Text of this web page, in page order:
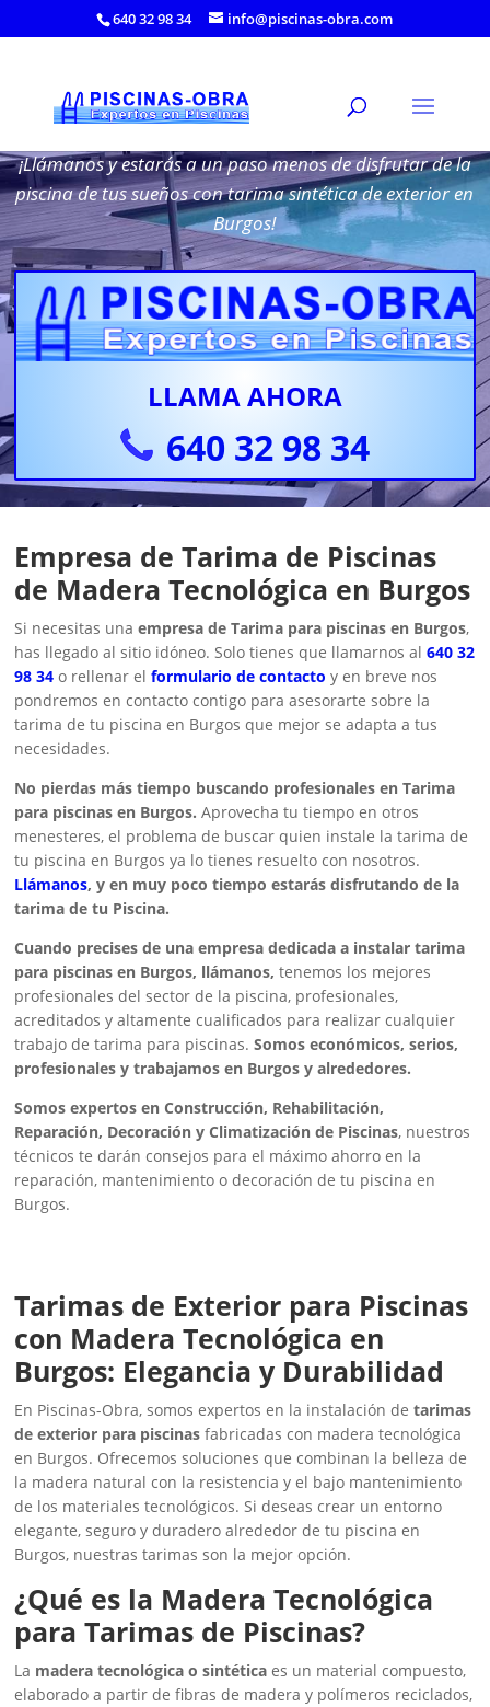
640 32 98 34 info@piscinas-obra.com
Tarima para Piscina en Burgos
¡Llámanos y estarás a un paso menos de disfrutar de la
piscina de tus sueños con tarima sintética de exterior en
Burgos!
LLAMA AHORA
640 32 98 34
Empresa de Tarima de Piscinas
de Madera Tecnológica en Burgos
Si necesitas unaempresa de Tarima para piscinas en Burgos,
has llegado al sitio idóneo. Solo tienes que llamarnos al640 32
98 34 o rellenar elformulario de contacto y en breve nos
pondremos en contacto contigo para asesorarte sobre la
tarima de tu piscina en Burgos que mejor se adapta a tus
necesidades.
No pierdas más tiempo buscando profesionales en Tarima
para piscinas en Burgos. Aprovecha tu tiempo en otros
menesteres, el problema de buscar quien instale la tarima de
tu piscina en Burgos ya lo tienes resuelto con nosotros.
Llámanos, y en muy poco tiempo estarás disfrutando de la
tarima de tu Piscina.
Cuando precises de una empresa dedicada a instalar tarima
para piscinas en Burgos, llámanos, tenemos los mejores
profesionales del sector de la piscina, profesionales,
acreditados y altamente cualificados para realizar cualquier
trabajo de tarima para piscinas.Somos económicos, serios,
profesionales y trabajamos en Burgos y alrededores.
Somos expertos en Construcción, Rehabilitación,
Reparación, Decoración y Climatización de Piscinas, nuestros
técnicos te darán consejos para el máximo ahorro en la
reparación, mantenimiento o decoración de tu piscina en
Burgos.
Tarimas de Exterior para Piscinas
con Madera Tecnológica en
Burgos: Elegancia y Durabilidad
En Piscinas-Obra, somos expertos en la instalación detarimas
de exterior para piscinas fabricadas con madera tecnológica
en Burgos. Ofrecemos soluciones que combinan la belleza de
la madera natural con la resistencia y el bajo mantenimiento
de los materiales tecnológicos. Si deseas crear un entorno
elegante, seguro y duradero alrededor de tu piscina en
Burgos, nuestras tarimas son la mejor opción.
¿Qué es la Madera Tecnológica
para Tarimas de Piscinas?
La madera tecnológica o sintéticaes un material compuesto,
elaborado a partir de fibras de madera y polímeros reciclados,